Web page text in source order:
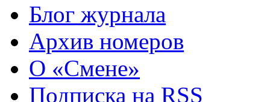
Блог журнала
Архив номеров
О «Смене»
Подписка на RSS